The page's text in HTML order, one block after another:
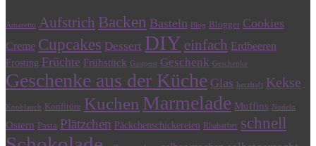
Amaretto Aufstrich Backen Basteln Blog Blogger Cookies
Creme Cupcakes Dessert DIY einfach Erdbeeren
Frosting Früchte Frühstück Gastpost Geschenk Geschenke
Geschenke aus der Küche Glas herzhaft Kekse
Knoblauch Konfitüre Kuchen Marmelade Muffins Nudeln
Ostern Pasta Plätzchen Päckchenschickereien Rhabarber schnell